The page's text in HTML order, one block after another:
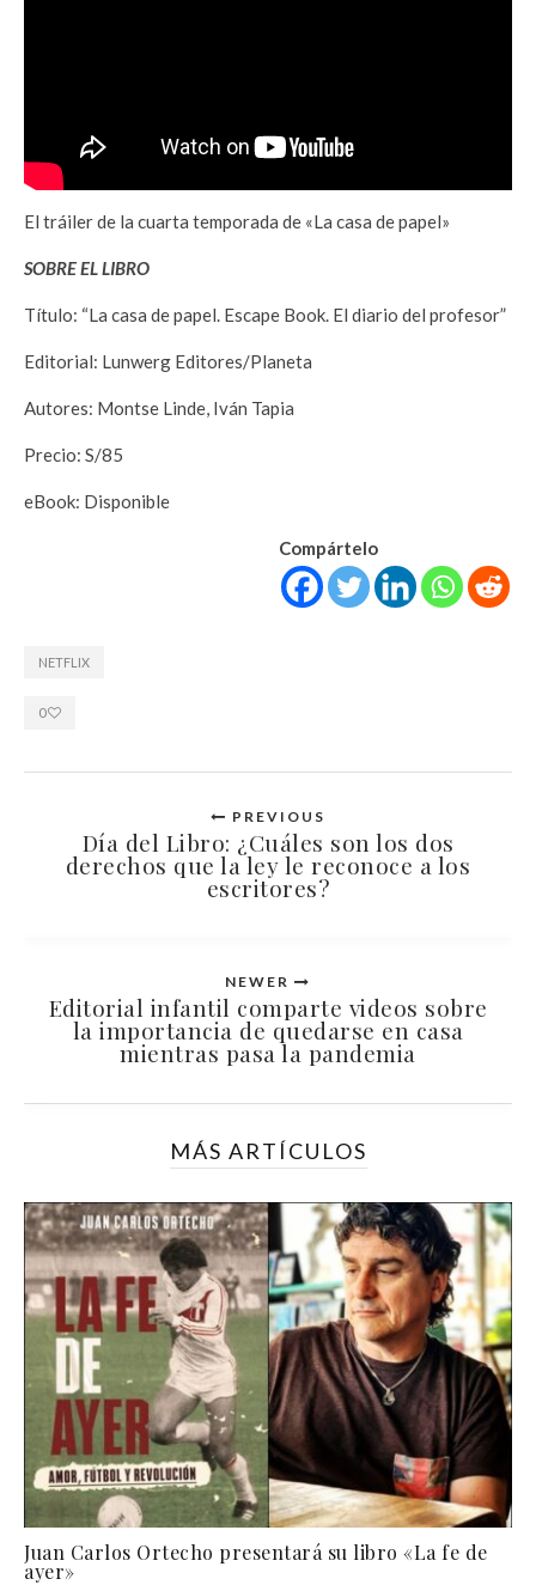
El tráiler de la cuarta temporada de «La casa de papel»
SOBRE EL LIBRO
Título: “La casa de papel. Escape Book. El diario del profesor”
Editorial: Lunwerg Editores/Planeta
Autores: Montse Linde, Iván Tapia
Precio: S/85
eBook: Disponible
Compártelo
NETFLIX
0
PREVIOUS
Día del Libro: ¿Cuáles son los dos
derechos que la ley le reconoce a los
escritores?
NEWER
Editorial infantil comparte videos sobre
la importancia de quedarse en casa
mientras pasa la pandemia
MÁS ARTÍCULOS
Juan Carlos Ortecho presentará su libro «La fe de
ayer»